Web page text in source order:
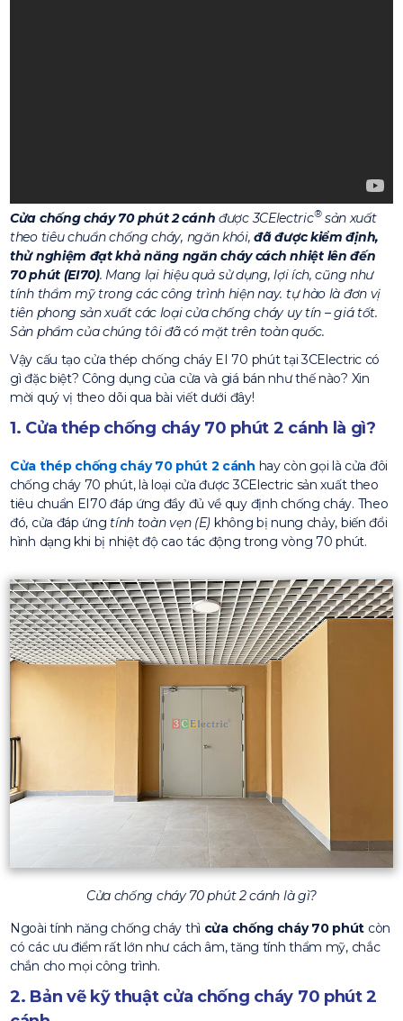
Cửa chống cháy 70 phút 2 cánh được 3CElectric®sản xuất
theo tiêu chuẩn chống cháy, ngăn khói,đã được kiểm định,
thử nghiệm đạt khả năng ngăn cháy cách nhiệt lên đến
70 phút (EI70). Mang lại hiệu quả sử dụng, lợi ích, cũng như
tính thẩm mỹ trong các công trình hiện nay. tự hào là đơn vị
tiên phong sản xuất các loại cửa chống cháy uy tín – giá tốt.
Sản phẩm của chúng tôi đã có mặt trên toàn quốc.
Vậy cấu tạo cửa thép chống cháy EI 70 phút tại 3CElectric có
gì đặc biệt? Công dụng của cửa và giá bán như thế nào? Xin
mời quý vị theo dõi qua bài viết dưới đây!
1. Cửa thép chống cháy 70 phút 2 cánh là gì?
Cửa thép chống cháy 70 phút 2 cánh hay còn gọi là cửa đôi
chống cháy 70 phút, là loại cửa được 3CElectric sản xuất theo
tiêu chuẩn EI70 đáp ứng đầy đủ về quy định chống cháy. Theo
đó, cửa đáp ứngtính toàn vẹn (E) không bị nung chảy, biến đổi
hình dạng khi bị nhiệt độ cao tác động trong vòng 70 phút.
Cửa chống cháy 70 phút 2 cánh là gì?
Ngoài tính năng chống cháy thì cửa chống cháy 70 phút còn
có các ưu điểm rất lớn như cách âm, tăng tính thẩm mỹ, chắc
chắn cho mọi công trình.
2. Bản vẽ kỹ thuật cửa chống cháy 70 phút 2